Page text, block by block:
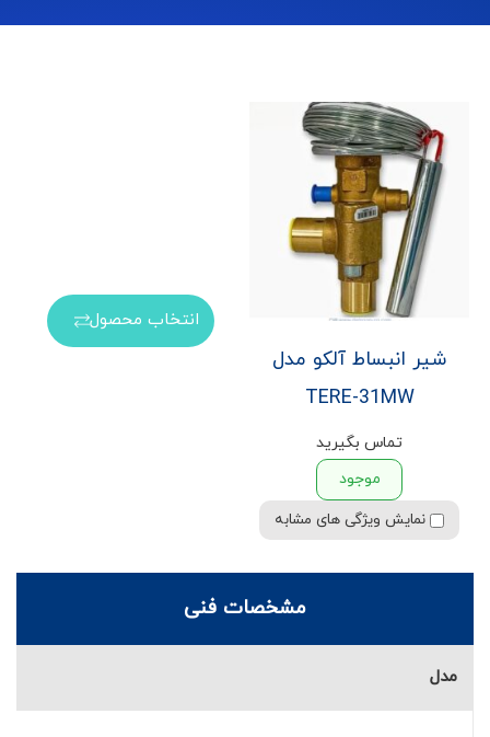
شیر انبساط آلکو مدل
TERE-31MW
تماس بگیرید
موجود
نمایش ویژگی های مشابه
انتخاب محصول
مشخصات فنی
مدل